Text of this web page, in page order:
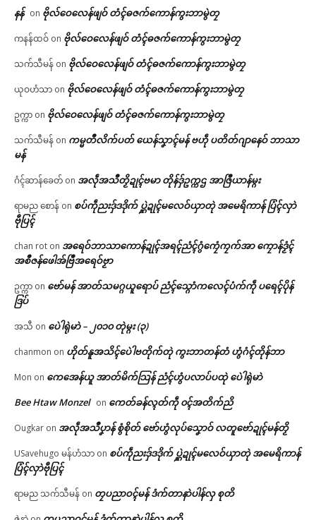
နန် on ဗိုလ်ဝေလေန်ဖျဝ် တံၚ်ဓဇက်ကောန်ကွးဘာမွဲတၠ
ကနန်ထဝ် on ဗိုလ်ဝေလေန်ဖျဝ် တံၚ်ဓဇက်ကောန်ကွးဘာမွဲတၠ
သက်သီမန် on ဗိုလ်ဝေလေန်ဖျဝ် တံၚ်ဓဇက်ကောန်ကွးဘာမွဲတၠ
ယုဝဟံသာ on ဗိုလ်ဝေလေန်ဖျဝ် တံၚ်ဓဇက်ကောန်ကွးဘာမွဲတၠ
ဥက္ကာ on ဗိုလ်ဝေလေန်ဖျဝ် တံၚ်ဓဇက်ကောန်ကွးဘာမွဲတၠ
သက်သီမန် on ကမ္မတဳလိက်ပတ် ယေန်သၞာၚ်မန် ဗဟဵု ပတိတ်ဂျာနေဝ် ဘာသာ
မန်
ဂံၚ်ဆာန်ခေတ် on အလဵုအသဳတၟိဍုၚ်ဗမာ တိုန်ဒှ်ဥက္ကဌ အာဇြဳယာန်မ္ဂး
ရာမည စောန် on စပ်ကဵုညးဒှ်ဒဒိုက် ပ္ဋဲဍုၚ်မလေဝ်ယှာတုဲ အမေရိကာန် ပြံၚ်လှာဲ
ဗီုပြၚ်
chan rot on အရေဝ်ဘာသာကောန်ဍုၚ်အရၚ်ညံၚ်ဂွံကၠေံကၠက်အာ ကၠောန်ဒၟံၚ်
အစဳဇန်ဖေါအ်ဗြဳအရေဝ်ဗၟာ
ဥက္ကာ on ဗော်မန် အာတ်သမဂ္ဂယူရောပ် ညံၚ်သ္ဂောံကလေၚ်ပံက်ကဵု ပရေၚ်ပိုန်
ဒြပ်
အသီ on ပေဲါရုဲမာဲ – ၂၀၁၀ တုဲမ္ဂး (၃)
chanmon on ဟိုတ်နူအသိၚ်ပေဲါဗတိုက်တုဲ ကွးဘာတန်တံ ဟွံဂံၚ်တိုန်ဘာ
Mon on ကေအေန်ယူ အာတ်မိက်သြန် ညံၚ်ဟွံပလာပ်ပထုဲ ပေဲါရုဲမာဲ
Bee Htaw Monzel on ကေတ်ခန်လ္ၚတ်ကဵု ၀ၚ်အတိက်ညိ
Ougkar on အလဵုအသဳပၞာန် စွံစိုတ် ဗော်ဟွံလုပ်သၞောဝ် လတူဗော်ဍုၚ်မန်တၟိ
USavehugo မန်ဟံသာ on စပ်ကဵုညးဒှ်ဒဒိုက် ပ္ဋဲဍုၚ်မလေဝ်ယှာတုဲ အမေရိကာန်
ပြံၚ်လှာဲဗီုပြၚ်
ရာမည သက်သီမန် on တၠပညာဝၚ်မန် ဒံက်တာနာဲပါန်လှ စုတိ